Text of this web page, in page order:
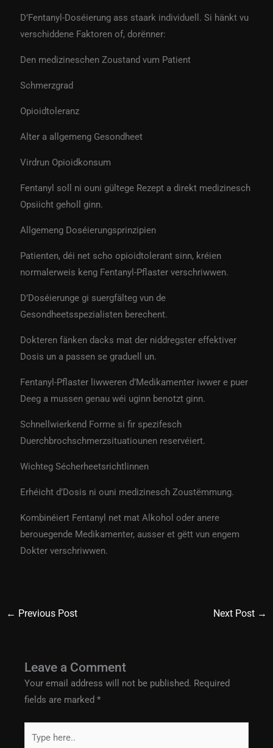
D’Fentanyl-Doséierung ass staark individuell. Si hänkt vu
verschiddene Faktoren of, dorënner:
Den medizineschen Zoustand vum Patient
Schmerzgrad
Opioidtoleranz
Alter a allgemeng Gesondheet
Virdrun Opioidkonsum
Fentanyl soll ni ouni gültege Rezept a direkt medizinesch
Opsiicht geholl ginn.
Allgemeng Doséierungsprinzipien
Patienten, déi net scho opioidtolerant sinn, kréien
normalerweis keng Fentanyl-Pflaster verschriwwen.
D’Doséierunge gi suergfälteg vun de
Gesondheetsspezialisten berechent.
Dokteren fänken dacks mat der niddregster effektiver
Dosis un a passen se graduell un.
Fentanyl-Pflaster liwweren d’Medikamenter iwwer e puer
Deeg a mussen genau wéi uginn benotzt ginn.
Schnellwierkend Forme si fir spezifesch
Duerchbrochschmerzsituatiounen reservéiert.
Wichteg Sécherheetsrichtlinnen
Erhéicht d’Dosis ni ouni medizinesch Zoustëmmung.
Kombinéiert Fentanyl net mat Alkohol oder anere
berouegende Medikamenter, ausser et gëtt vun engem
Dokter verschriwwen.
← Previous Post Next Post →
Leave a Comment
Your email address will not be published. Required
fields are marked*